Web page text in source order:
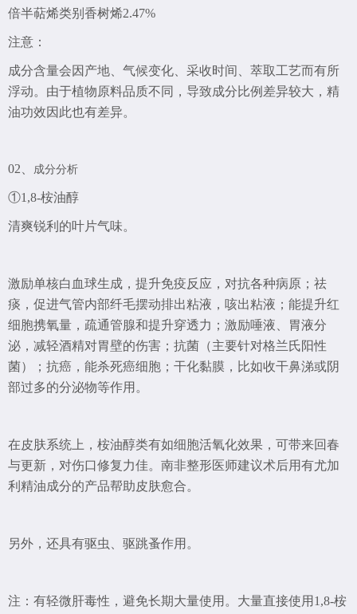
倍半萜烯类别香树烯2.47%
注意：
成分含量会因产地、气候变化、采收时间、萃取工艺而有所
浮动。由于植物原料品质不同，导致成分比例差异较大，精
油功效因此也有差异。
02、 成分分析
①1,8-桉油醇
清爽锐利的叶片气味。
激励单核白血球生成，提升免疫反应，对抗各种病原；祛
痰，促进气管内部纤毛摆动排出粘液，咳出粘液；能提升红
细胞携氧量，疏通管腺和提升穿透力；激励唾液、胃液分
泌，减轻酒精对胃壁的伤害；抗菌（主要针对格兰氏阳性
菌）；抗癌，能杀死癌细胞；干化黏膜，比如收干鼻涕或阴
部过多的分泌物等作用。
在皮肤系统上，桉油醇类有如细胞活氧化效果，可带来回春
与更新，对伤口修复力佳。南非整形医师建议术后用有尤加
利精油成分的产品帮助皮肤愈合。
另外，还具有驱虫、驱跳蚤作用。
注：有轻微肝毒性，避免长期大量使用。大量直接使用1,8-桉